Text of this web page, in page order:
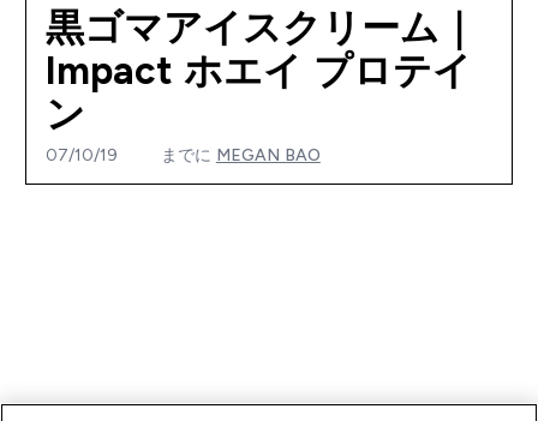
黒ゴマアイスクリーム｜
Impact ホエイ プロテイ
ン
07/10/19 までに MEGAN BAO